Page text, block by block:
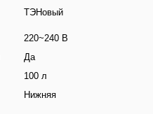
ТЭНовый
220~240 В
Да
100 л
Нижняя